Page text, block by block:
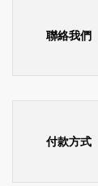
聯絡我們
付款方式